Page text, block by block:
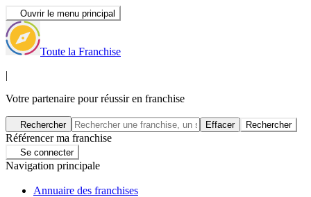
Ouvrir le menu principal
Toute la Franchise
|
Votre partenaire pour réussir en franchise
Rechercher Effacer Rechercher
Référencer ma franchise
Se connecter
Navigation principale
Annuaire des franchises